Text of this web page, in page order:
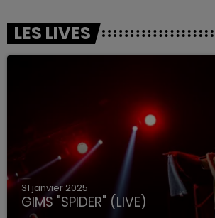
LES LIVES
31 janvier 2025
GIMS "SPIDER" (LIVE)